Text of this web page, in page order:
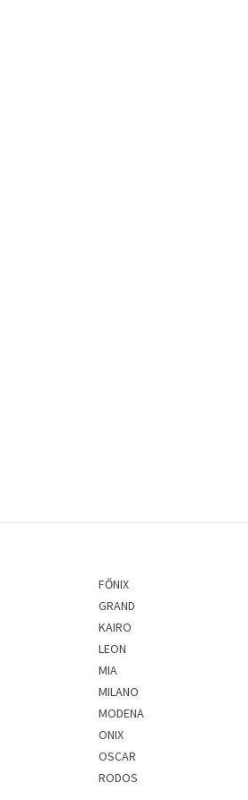
FŐNIX
GRAND
KAIRO
LEON
MIA
MILANO
MODENA
ONIX
OSCAR
RODOS